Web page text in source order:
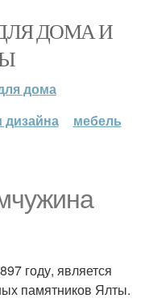
ДОМА И
дома
дизайна мебель
году, является
памятников Ялты.